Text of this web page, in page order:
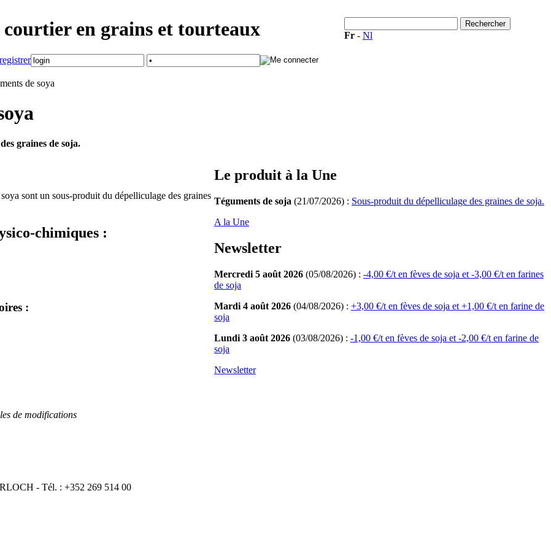
en grains et tourteaux Fr - Nl
de soya
graines de soja.
sont un sous-produit du dépelliculage des graines
chimiques :
:
de modifications
Le produit à la Une
Téguments de soja (21/07/2026) : Sous-produit du dépelliculage des graines de soja.
A la Une
Newsletter
Mercredi 5 août 2026 (05/08/2026) : -4,00 €/t en fèves de soja et -3,00 €/t en farines
de soja
Mardi 4 août 2026 (04/08/2026) : +3,00 €/t en fèves de soja et +1,00 €/t en farine de
soja
Lundi 3 août 2026 (03/08/2026) : -1,00 €/t en fèves de soja et -2,00 €/t en farine de
soja
Newsletter
- Tél. : +352 269 514 00